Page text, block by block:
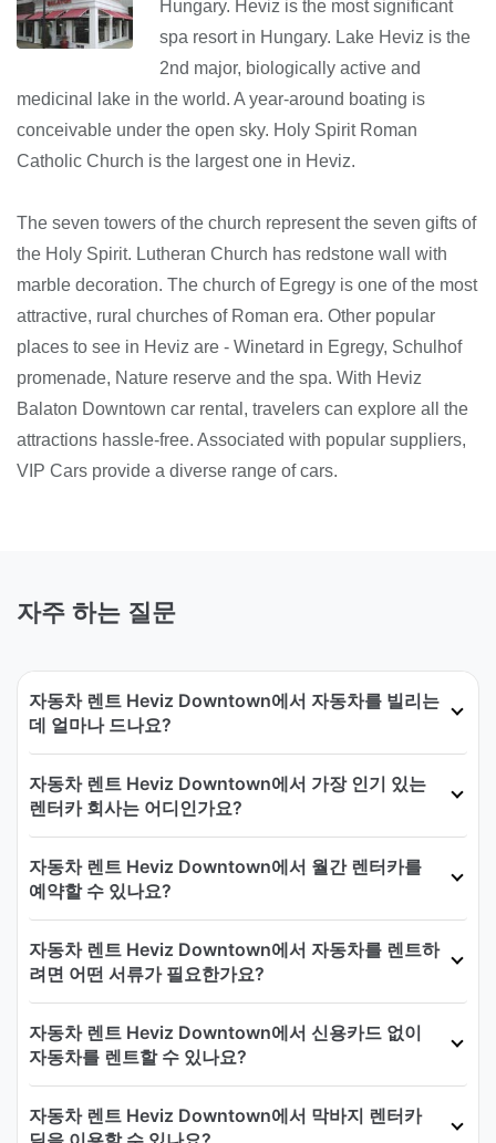
Hungary. Heviz is the most significant
spa resort in Hungary. Lake Heviz is the
2nd major, biologically active and
medicinal lake in the world. A year-around boating is
conceivable under the open sky. Holy Spirit Roman
Catholic Church is the largest one in Heviz.
The seven towers of the church represent the seven gifts of
the Holy Spirit. Lutheran Church has redstone wall with
marble decoration. The church of Egregy is one of the most
attractive, rural churches of Roman era. Other popular
places to see in Heviz are - Winetard in Egregy, Schulhof
promenade, Nature reserve and the spa. With Heviz
Balaton Downtown car rental, travelers can explore all the
attractions hassle-free. Associated with popular suppliers,
VIP Cars provide a diverse range of cars.
자주 하는 질문
자동차 렌트 Heviz Downtown에서 자동차를 빌리는
데 얼마나 드나요?
자동차 렌트 Heviz Downtown에서 가장 인기 있는
렌터카 회사는 어디인가요?
자동차 렌트 Heviz Downtown에서 월간 렌터카를
예약할 수 있나요?
자동차 렌트 Heviz Downtown에서 자동차를 렌트하
려면 어떤 서류가 필요한가요?
자동차 렌트 Heviz Downtown에서 신용카드 없이
자동차를 렌트할 수 있나요?
자동차 렌트 Heviz Downtown에서 막바지 렌터카